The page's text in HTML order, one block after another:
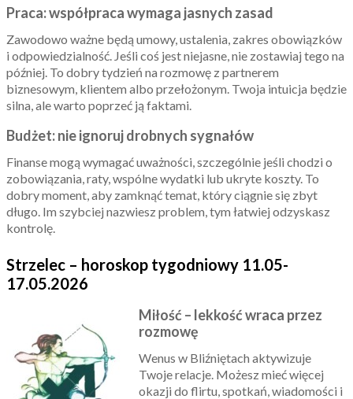
Praca: współpraca wymaga jasnych zasad
Zawodowo ważne będą umowy, ustalenia, zakres obowiązków
i odpowiedzialność. Jeśli coś jest niejasne, nie zostawiaj tego na
później. To dobry tydzień na rozmowę z partnerem
biznesowym, klientem albo przełożonym. Twoja intuicja będzie
silna, ale warto poprzeć ją faktami.
Budżet: nie ignoruj drobnych sygnałów
Finanse mogą wymagać uważności, szczególnie jeśli chodzi o
zobowiązania, raty, wspólne wydatki lub ukryte koszty. To
dobry moment, aby zamknąć temat, który ciągnie się zbyt
długo. Im szybciej nazwiesz problem, tym łatwiej odzyskasz
kontrolę.
Strzelec – horoskop tygodniowy 11.05-
17.05.2026
Miłość – lekkość wraca przez
rozmowę
Wenus w Bliźniętach aktywizuje
Twoje relacje. Możesz mieć więcej
okazji do flirtu, spotkań, wiadomości i